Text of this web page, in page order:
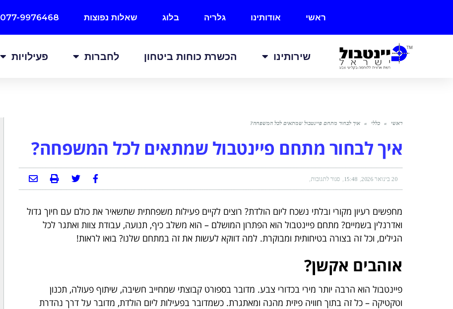
ראשי אודותינו גלריה בלוג שאלות נפוצות 077-9976468
שירותינו הכשרת כוחות ביטחון לחברות פעילויות
ראשי » כללי » איך לבחור מתחם פיינטבול שמתאים לכל המשפחה?
איך לבחור מתחם פיינטבול שמתאים לכל המשפחה?
20 בינואר 2026 15:48 סגור לתגובות
מחפשים רעיון מקורי ובלתי נשכח ליום הולדת? רוצים לקיים פעילות משפחתית שתשאיר את כולם עם חיוך גדול
ואדרנלין בשמיים? מתחם פיינטבול הוא הפתרון המושלם – הוא משלב כיף, תנועה, עבודת צוות ואתגר לכל
הגילים, וכל זה בצורה בטיחותית ומבוקרת. למה דווקא לעשות את זה במתחם שלנו? בואו לראות!
אוהבים אקשן?
פיינטבול הוא הרבה יותר מירי בכדורי צבע. מדובר בספורט קבוצתי שמחייב חשיבה, שיתוף פעולה, תכנון
וטקטיקה – כל זה בתוך חוויה פיזית מהנה ומאתגרת. כשמדובר בפעילות ליום הולדת, מדובר על דרך נהדרת